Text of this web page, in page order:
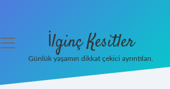
menüyü
İlginç Kesitler
Günlük yaşamın dikkat çekici ayrıntıları.